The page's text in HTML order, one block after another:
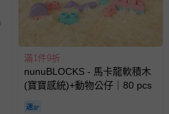
滿1件9折
nunuBLOCKS - 馬卡龍軟積木
(寶寶感統)+動物公仔｜80 pcs